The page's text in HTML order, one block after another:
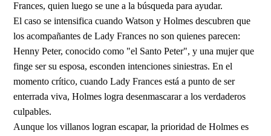
Frances, quien luego se une a la búsqueda para ayudar.
El caso se intensifica cuando Watson y Holmes descubren que
los acompañantes de Lady Frances no son quienes parecen:
Henny Peter, conocido como "el Santo Peter", y una mujer que
finge ser su esposa, esconden intenciones siniestras. En el
momento crítico, cuando Lady Frances está a punto de ser
enterrada viva, Holmes logra desenmascarar a los verdaderos
culpables.
Aunque los villanos logran escapar, la prioridad de Holmes es